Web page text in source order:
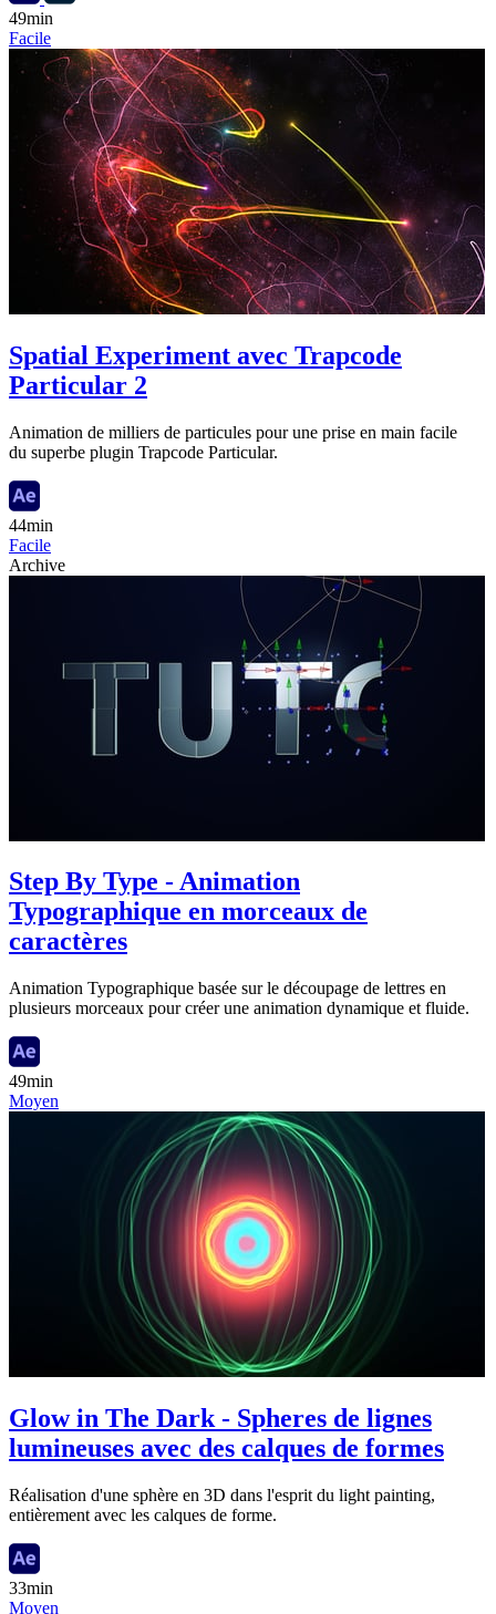
49min
Facile
Spatial Experiment avec Trapcode
Particular 2
Animation de milliers de particules pour une prise en main facile
du superbe plugin Trapcode Particular.
44min
Facile
Archive
Step By Type - Animation
Typographique en morceaux de
caractères
Animation Typographique basée sur le découpage de lettres en
plusieurs morceaux pour créer une animation dynamique et fluide.
49min
Moyen
Glow in The Dark - Spheres de lignes
lumineuses avec des calques de formes
Réalisation d'une sphère en 3D dans l'esprit du light painting,
entièrement avec les calques de forme.
33min
Moyen